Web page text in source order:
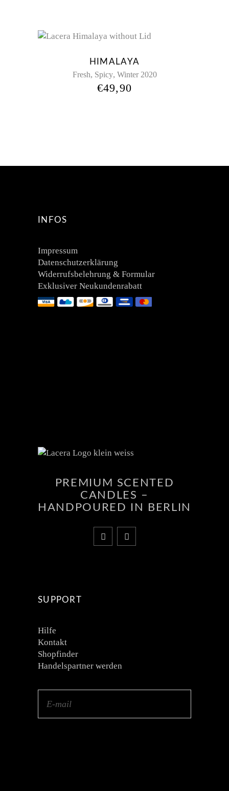
HIMALAYA
Fresh, Spicy, Winter 2020
€49,90
INFOS
Impressum
Datenschutzerklärung
Widerrufsbelehrung & Formular
Exklusiver Neukundenrabatt
PREMIUM SCENTED
CANDLES –
HANDPOURED IN BERLIN
SUPPORT
Hilfe
Kontakt
Shopfinder
Handelspartner werden